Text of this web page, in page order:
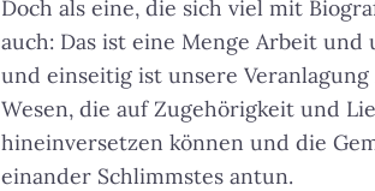
Doch als eine, die sich viel mit
auch: Das ist eine Menge Arbeit
und einseitig ist unsere
Wesen, die auf Zugehörigkeit und
hineinversetzen können und die
einander Schlimmstes antun.